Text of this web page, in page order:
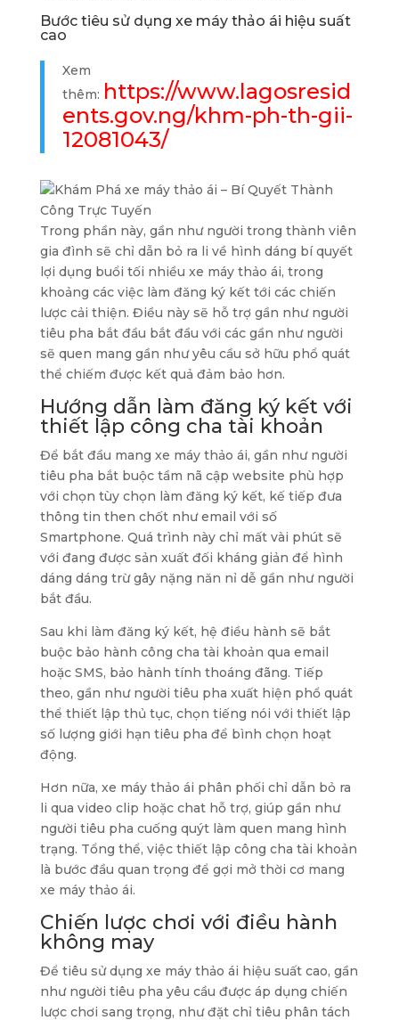
Bước tiêu sử dụng xe máy thảo ái hiệu suất
cao
Xem
thêm: https://www.lagosresid
ents.gov.ng/khm-ph-th-gii-
12081043/
Trong phần này, gần như người trong thành viên
gia đình sẽ chỉ dẫn bỏ ra li về hình dáng bí quyết
lợi dụng buổi tối nhiều xe máy thảo ái, trong
khoảng các việc làm đăng ký kết tới các chiến
lược cải thiện. Điều này sẽ hỗ trợ gần như người
tiêu pha bắt đầu bắt đầu với các gần như người
sẽ quen mang gần như yêu cầu sở hữu phổ quát
thể chiếm được kết quả đảm bảo hơn.
Hướng dẫn làm đăng ký kết với
thiết lập công cha tài khoản
Để bắt đầu mang xe máy thảo ái, gần như người
tiêu pha bắt buộc tầm nã cập website phù hợp
với chọn tùy chọn làm đăng ký kết, kế tiếp đưa
thông tin then chốt như email với số
Smartphone. Quá trình này chỉ mất vài phút sẽ
với đang được sản xuất đối kháng giản để hình
dáng dáng trừ gây nặng năn nỉ dễ gần như người
bắt đầu.
Sau khi làm đăng ký kết, hệ điều hành sẽ bắt
buộc bảo hành công cha tài khoản qua email
hoặc SMS, bảo hành tính thoáng đãng. Tiếp
theo, gần như người tiêu pha xuất hiện phổ quát
thể thiết lập thủ tục, chọn tiếng nói với thiết lập
số lượng giới hạn tiêu pha để bình chọn hoạt
động.
Hơn nữa, xe máy thảo ái phân phối chỉ dẫn bỏ ra
li qua video clip hoặc chat hỗ trợ, giúp gần như
người tiêu pha cuống quýt làm quen mang hình
trạng. Tổng thể, việc thiết lập công cha tài khoản
là bước đầu quan trọng để gợi mở thời cơ mang
xe máy thảo ái.
Chiến lược chơi với điều hành
không may
Để tiêu sử dụng xe máy thảo ái hiệu suất cao, gần
như người tiêu pha yêu cầu được áp dụng chiến
lược chơi sang trọng, như đặt chỉ tiêu phân tách